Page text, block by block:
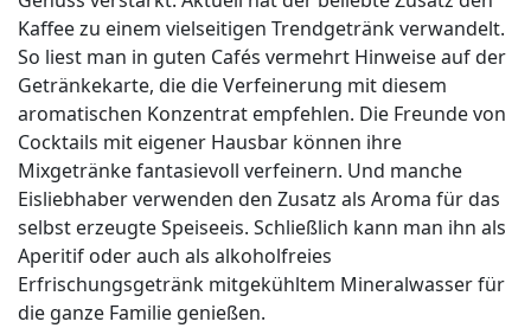
Kaffee zu einem vielseitigen Trendgetränk verwandelt.
So liest man in guten Cafés vermehrt Hinweise auf der
Getränkekarte, die die Verfeinerung mit diesem
aromatischen Konzentrat empfehlen. Die Freunde von
Cocktails mit eigener Hausbar können ihre
Mixgetränke fantasievoll verfeinern. Und manche
Eisliebhaber verwenden den Zusatz als Aroma für das
selbst erzeugte Speiseeis. Schließlich kann man ihn als
Aperitif oder auch als alkoholfreies
Erfrischungsgetränk mitgekühltem Mineralwasser für
die ganze Familie genießen.